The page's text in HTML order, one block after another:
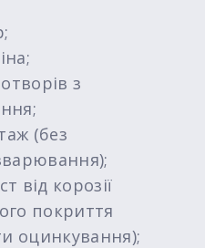
з
(без
від корозії
покриття
оцинкування);